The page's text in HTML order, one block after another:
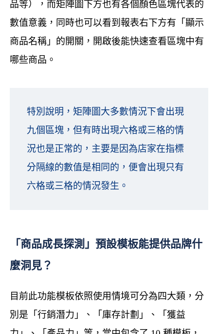
品等），而矩陣圖下方也有各個顏色區塊代表的
數值意義，同時也可以看到報表右下方有「顯示
商品名稱」的開關，開啟後能快速查看區塊中有
哪些商品。
特別說明，矩陣圖大多數情況下會出現
九個區塊，但有時出現六格或三格的情
況也是正常的，主要是因為店家在指標
分隔線的數值是相同的，便會出現只有
六格或三格的情況發生。
「商品成長探測」預設模板能提供品牌什
麼洞見？
目前此功能模板依照使用情境可分為四大類，分
別是「行銷潛力」、「庫存計劃」、「獲益